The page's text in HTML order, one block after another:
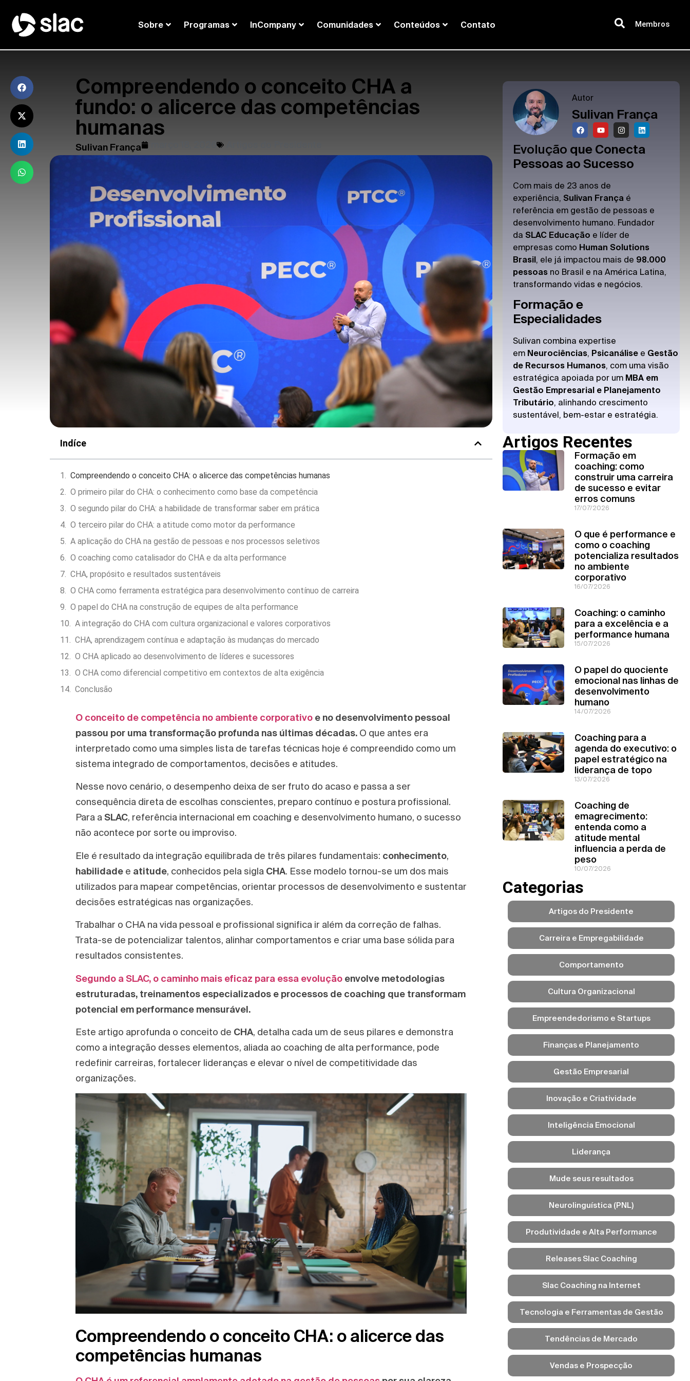
Sobre Programas InCompany Comunidades Conteúdos Contato Membros
Compreendendo o conceito CHA a
fundo: o alicerce das competências
humanas
Sulivan França
Indíce
Compreendendo o conceito CHA: o alicerce das competências humanas
O primeiro pilar do CHA: o conhecimento como base da competência
O segundo pilar do CHA: a habilidade de transformar saber em prática
O terceiro pilar do CHA: a atitude como motor da performance
A aplicação do CHA na gestão de pessoas e nos processos seletivos
O coaching como catalisador do CHA e da alta performance
CHA, propósito e resultados sustentáveis
O CHA como ferramenta estratégica para desenvolvimento contínuo de carreira
O papel do CHA na construção de equipes de alta performance
A integração do CHA com cultura organizacional e valores corporativos
CHA, aprendizagem contínua e adaptação às mudanças do mercado
O CHA aplicado ao desenvolvimento de líderes e sucessores
O CHA como diferencial competitivo em contextos de alta exigência
Conclusão
O conceito de competência no ambiente corporativoe no desenvolvimento pessoal
passou por uma transformação profunda nas últimas décadas. O que antes era
interpretado como uma simples lista de tarefas técnicas hoje é compreendido como um
sistema integrado de comportamentos, decisões e atitudes.
Nesse novo cenário, o desempenho deixa de ser fruto do acaso e passa a ser
consequência direta de escolhas conscientes, preparo contínuo e postura profissional.
Para a SLAC, referência internacional em coaching e desenvolvimento humano, o sucesso
não acontece por sorte ou improviso.
Ele é resultado da integração equilibrada de três pilares fundamentais: conhecimento,
habilidadee atitude, conhecidos pela sigla CHA. Esse modelo tornou-se um dos mais
utilizados para mapear competências, orientar processos de desenvolvimento e sustentar
decisões estratégicas nas organizações.
Trabalhar o CHA na vida pessoal e profissional significa ir além da correção de falhas.
Trata-se de potencializar talentos, alinhar comportamentos e criar uma base sólida para
resultados consistentes.
Segundo a SLAC, o caminho mais eficaz para essa evoluçãoenvolve metodologias
estruturadas, treinamentos especializados e processos de coaching que transformam
potencial em performance mensurável.
Este artigo aprofunda o conceito de CHA, detalha cada um de seus pilares e demonstra
como a integração desses elementos, aliada ao coaching de alta performance, pode
redefinir carreiras, fortalecer lideranças e elevar o nível de competitividade das
organizações.
Compreendendo o conceito CHA: o alicerce das
competências humanas
Autor
Sulivan França
Evolução que Conecta
Pessoas ao Sucesso
Com mais de 23 anos de
experiência,Sulivan França é
referência em gestão de pessoas e
desenvolvimento humano. Fundador
daSLAC Educação e líder de
empresas como Human Solutions
Brasil, ele já impactou mais de 98.000
pessoas no Brasil e na América Latina,
transformando vidas e negócios.
Formação e
Especialidades
Sulivan combina expertise
em Neurociências, Psicanálise e Gestão
de Recursos Humanos, com uma visão
estratégica apoiada por um MBA em
Gestão Empresarial e Planejamento
Tributário, alinhando crescimento
sustentável, bem-estar e estratégia.
Artigos Recentes
Formação em
coaching: como
construir uma carreira
de sucesso e evitar
erros comuns
17/07/2026
O que é performance e
como o coaching
potencializa resultados
no ambiente
corporativo
16/07/2026
Coaching: o caminho
para a excelência e a
performance humana
15/07/2026
O papel do quociente
emocional nas linhas de
desenvolvimento
humano
14/07/2026
Coaching para a
agenda do executivo: o
papel estratégico na
liderança de topo
13/07/2026
Coaching de
emagrecimento:
entenda como a
atitude mental
influencia a perda de
peso
10/07/2026
Categorias
Artigos do Presidente
Carreira e Empregabilidade
Comportamento
Cultura Organizacional
Empreendedorismo e Startups
Finanças e Planejamento
Gestão Empresarial
Inovação e Criatividade
Inteligência Emocional
Liderança
Mude seus resultados
Neurolinguística (PNL)
Produtividade e Alta Performance
Releases Slac Coaching
Slac Coaching na Internet
Tecnologia e Ferramentas de Gestão
Tendências de Mercado
Vendas e Prospecção